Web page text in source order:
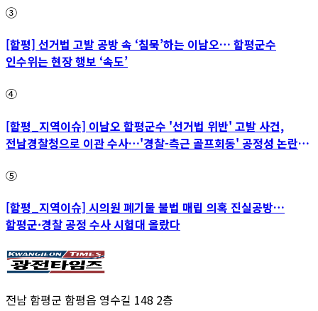
③
[함평] 선거법 고발 공방 속 ‘침묵’하는 이남오… 함평군수
인수위는 현장 행보 ‘속도’
④
[함평_지역이슈] 이남오 함평군수 '선거법 위반' 고발 사건,
전남경찰청으로 이관 수사…'경찰-측근 골프회동' 공정성 논란
⑤
[함평_지역이슈] 시의원 폐기물 불법 매립 의혹 진실공방…
함평군·경찰 공정 수사 시험대 올랐다
전남 함평군 함평읍 영수길 148 2층